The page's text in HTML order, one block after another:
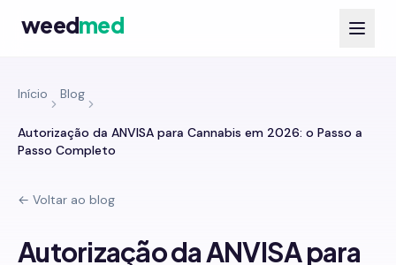
weedmed
Início Blog
Autorização da ANVISA para Cannabis em 2026: o Passo a
Passo Completo
← Voltar ao blog
Autorização da ANVISA para